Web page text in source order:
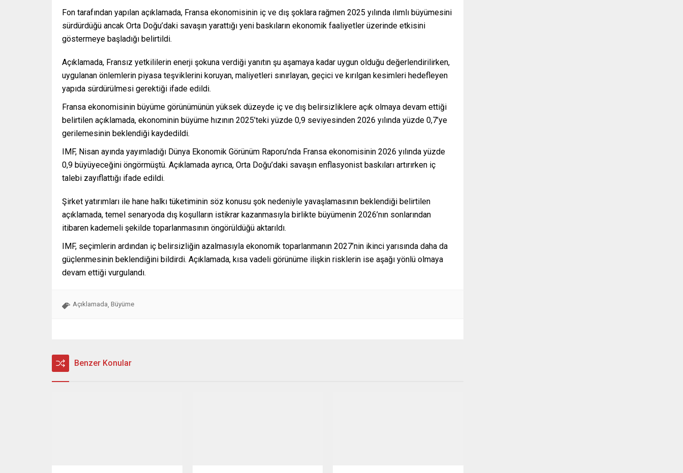
Fon tarafından yapılan açıklamada, Fransa ekonomisinin iç ve dış şoklara rağmen 2025 yılında ılımlı büyümesini
sürdürdüğü ancak Orta Doğu’daki savaşın yarattığı yeni baskıların ekonomik faaliyetler üzerinde etkisini
göstermeye başladığı belirtildi.
Açıklamada, Fransız yetkililerin enerji şokuna verdiği yanıtın şu aşamaya kadar uygun olduğu değerlendirilirken,
uygulanan önlemlerin piyasa teşviklerini koruyan, maliyetleri sınırlayan, geçici ve kırılgan kesimleri hedefleyen
yapıda sürdürülmesi gerektiği ifade edildi.
Fransa ekonomisinin büyüme görünümünün yüksek düzeyde iç ve dış belirsizliklere açık olmaya devam ettiği
belirtilen açıklamada, ekonominin büyüme hızının 2025’teki yüzde 0,9 seviyesinden 2026 yılında yüzde 0,7’ye
gerilemesinin beklendiği kaydedildi.
IMF, Nisan ayında yayımladığı Dünya Ekonomik Görünüm Raporu’nda Fransa ekonomisinin 2026 yılında yüzde
0,9 büyüyeceğini öngörmüştü. Açıklamada ayrıca, Orta Doğu’daki savaşın enflasyonist baskıları artırırken iç
talebi zayıflattığı ifade edildi.
Şirket yatırımları ile hane halkı tüketiminin söz konusu şok nedeniyle yavaşlamasının beklendiği belirtilen
açıklamada, temel senaryoda dış koşulların istikrar kazanmasıyla birlikte büyümenin 2026’nın sonlarından
itibaren kademeli şekilde toparlanmasının öngörüldüğü aktarıldı.
IMF, seçimlerin ardından iç belirsizliğin azalmasıyla ekonomik toparlanmanın 2027’nin ikinci yarısında daha da
güçlenmesinin beklendiğini bildirdi. Açıklamada, kısa vadeli görünüme ilişkin risklerin ise aşağı yönlü olmaya
devam ettiği vurgulandı.
Açıklamada, Büyüme
Benzer Konular